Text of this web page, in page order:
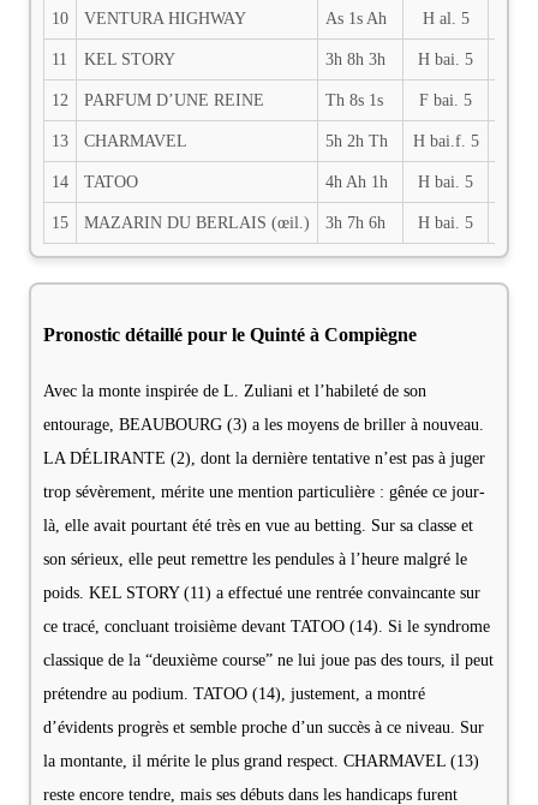
10 VENTURA HIGHWAY As 1s Ah H al. 5
11 KEL STORY 3h 8h 3h H bai. 5
12 PARFUM D’UNE REINE Th 8s 1s F bai. 5
13 CHARMAVEL 5h 2h Th H bai.f. 5
14 TATOO 4h Ah 1h H bai. 5
15 MAZARIN DU BERLAIS (œil.) 3h 7h 6h H bai. 5
Pronostic détaillé pour le Quinté à Compiègne
Avec la monte inspirée de L. Zuliani et l’habileté de son
entourage, BEAUBOURG (3) a les moyens de briller à nouveau.
LA DÉLIRANTE (2), dont la dernière tentative n’est pas à juger
trop sévèrement, mérite une mention particulière : gênée ce jour-
là, elle avait pourtant été très en vue au betting. Sur sa classe et
son sérieux, elle peut remettre les pendules à l’heure malgré le
poids. KEL STORY (11) a effectué une rentrée convaincante sur
ce tracé, concluant troisième devant TATOO (14). Si le syndrome
classique de la “deuxième course” ne lui joue pas des tours, il peut
prétendre au podium. TATOO (14), justement, a montré
d’évidents progrès et semble proche d’un succès à ce niveau. Sur
la montante, il mérite le plus grand respect. CHARMAVEL (13)
reste encore tendre, mais ses débuts dans les handicaps furent